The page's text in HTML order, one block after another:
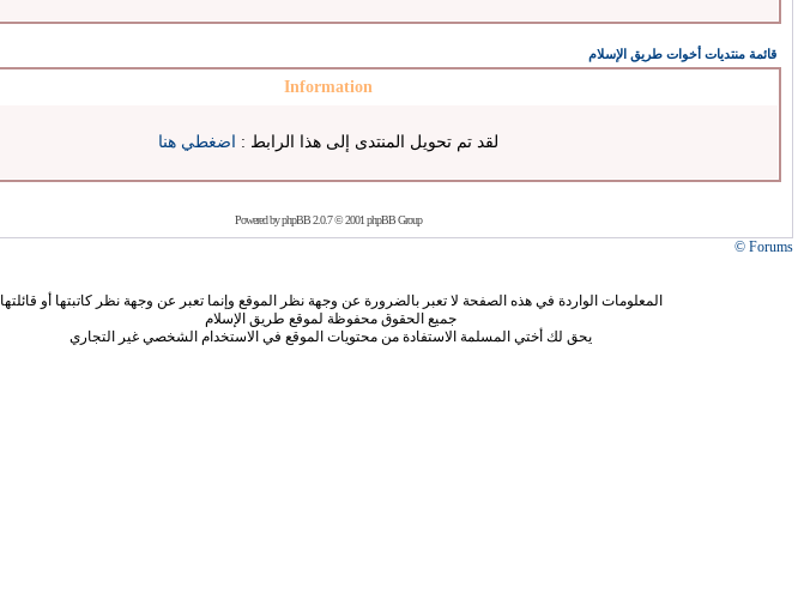
قائمة منتديات أخوات طريق الإسلام
Information
لقد تم تحويل المنتدى إلى هذا الرابط : اضغطي هنا
Powered byphpBB2.0.7 © 2001 phpBB Group
Forums ©
المعلومات الواردة في هذه الصفحة لا تعبر بالضرورة عن وجهة نظر الموقع وإنما تعبر عن وجهة نظر كاتبتها أو قائلتها
جميع الحقوق محفوظة لموقع طريق الإسلام
يحق لك أختي المسلمة الاستفادة من محتويات الموقع في الاستخدام الشخصي غير التجاري